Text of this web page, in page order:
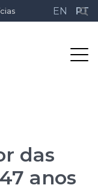
EN PT
das
anos